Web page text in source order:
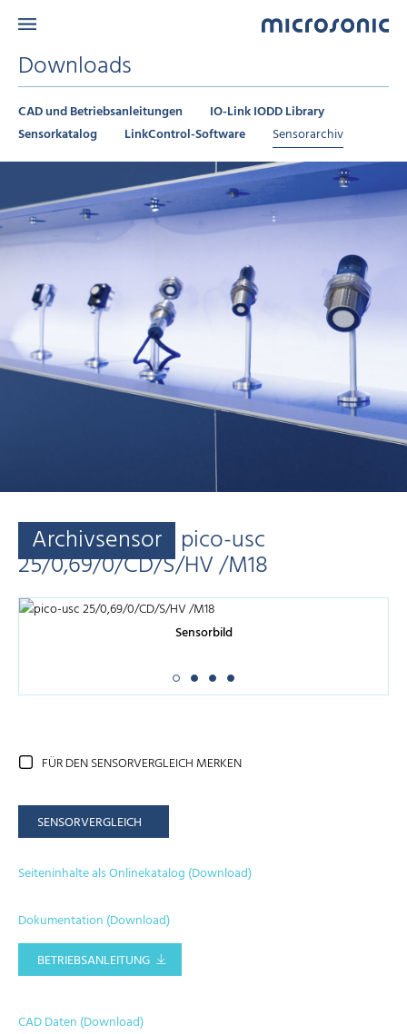
Downloads
CAD und Betriebsanleitungen
IO-Link IODD Library
Sensorkatalog
LinkControl-Software Sensorarchiv
Archivsensor pico-usc
25/0,69/0/CD/S/HV /M18
Sensorbild
FÜR DEN SENSORVERGLEICH MERKEN
SENSORVERGLEICH
Seiteninhalte als Onlinekatalog (Download)
Dokumentation (Download)
BETRIEBSANLEITUNG
CAD Daten (Download)